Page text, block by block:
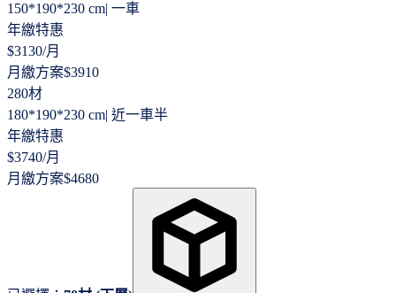
150*190*230 cm| 一車
年繳特惠
$3130/月
月繳方案$3910
280材
180*190*230 cm| 近一車半
年繳特惠
$3740/月
月繳方案$4680